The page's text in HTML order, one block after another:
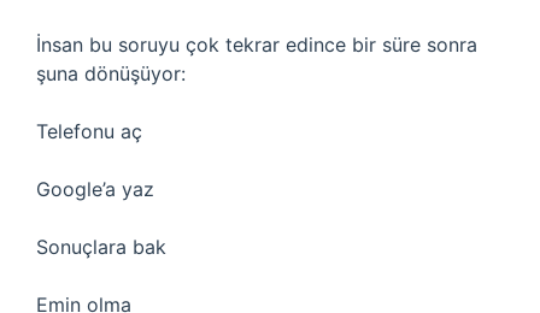
İnsan bu soruyu çok tekrar edince bir süre sonra
şuna dönüşüyor:
Telefonu aç
Google’a yaz
Sonuçlara bak
Emin olma